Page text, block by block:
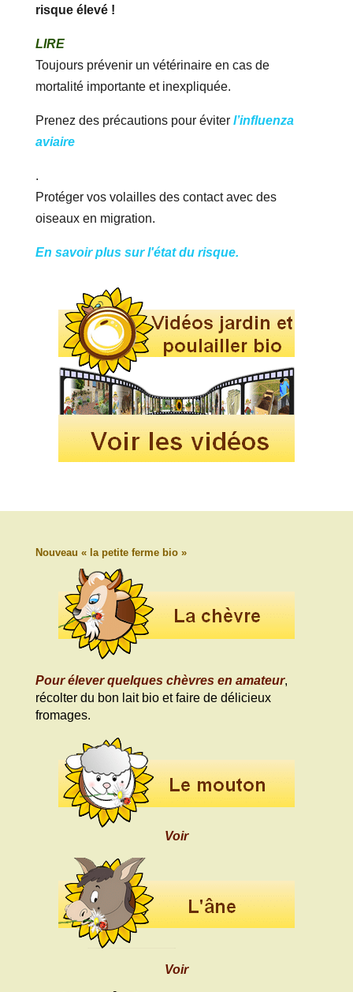
risque élevé !
LIRE
Toujours prévenir un vétérinaire en cas de
mortalité importante et inexpliquée.
Prenez des précautions pour éviter l’influenza
aviaire
.
Protéger vos volailles des contact avec des
oiseaux en migration.
En savoir plus sur l'état du risque.
Nouveau « la petite ferme bio »
Pour élever quelques chèvres en amateur,
récolter du bon lait bio et faire de délicieux
fromages.
Voir
Voir